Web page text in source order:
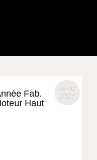
déc 31
2023
Fab.
Haut